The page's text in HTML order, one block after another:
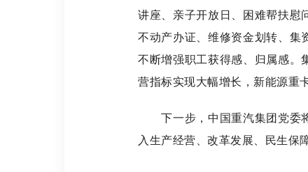
讲座、亲子开放日、困难帮扶慰
不动产办证、维修资金划转、集
不断增强职工获得感、归属感。
营指标实现大幅增长，新能源重
下一步，中国重汽集团党委
入生产经营、改革发展、民生保